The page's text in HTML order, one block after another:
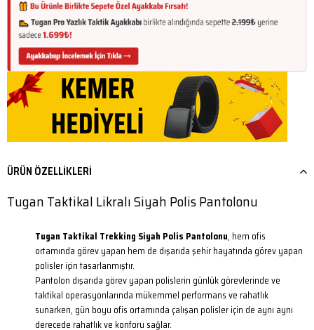
ÜRÜN ÖZELLIKLERI
Tugan Taktikal Likralı Siyah Polis Pantolonu
Tugan Taktikal Trekking Siyah Polis Pantolonu, hem ofis
ortamında görev yapan hem de dışarıda şehir hayatında görev yapan
polisler için tasarlanmıştır.
Pantolon dışarıda görev yapan polislerin günlük görevlerinde ve
taktikal operasyonlarında mükemmel performans ve rahatlık
sunarken, gün boyu ofis ortamında çalışan polisler için de aynı aynı
derecede rahatlık ve konforu sağlar.